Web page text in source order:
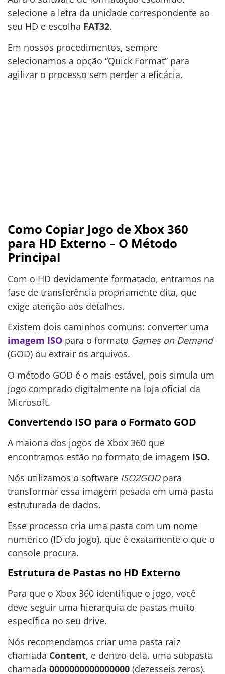
selecione a letra da unidade correspondente ao
seu HD e escolha FAT32.
Em nossos procedimentos, sempre
selecionamos a opção “Quick Format” para
agilizar o processo sem perder a eficácia.
Como Copiar Jogo de Xbox 360
para HD Externo – O Método
Principal
Com o HD devidamente formatado, entramos na
fase de transferência propriamente dita, que
exige atenção aos detalhes.
Existem dois caminhos comuns: converter uma
imagem ISO para o formato Games on Demand
(GOD) ou extrair os arquivos.
O método GOD é o mais estável, pois simula um
jogo comprado digitalmente na loja oficial da
Microsoft.
Convertendo ISO para o Formato GOD
A maioria dos jogos de Xbox 360 que
encontramos estão no formato de imagem ISO.
Nós utilizamos o software ISO2GODpara
transformar essa imagem pesada em uma pasta
estruturada de dados.
Esse processo cria uma pasta com um nome
numérico (ID do jogo), que é exatamente o que o
console procura.
Estrutura de Pastas no HD Externo
Para que o Xbox 360 identifique o jogo, você
deve seguir uma hierarquia de pastas muito
específica no seu drive.
Nós recomendamos criar uma pasta raiz
chamada Content, e dentro dela, uma subpasta
chamada 0000000000000000 (dezesseis zeros).